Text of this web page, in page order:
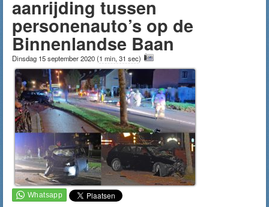
aanrijding tussen
personenauto’s op de
Binnenlandse Baan
Dinsdag 15 september 2020(1 min, 31 sec)